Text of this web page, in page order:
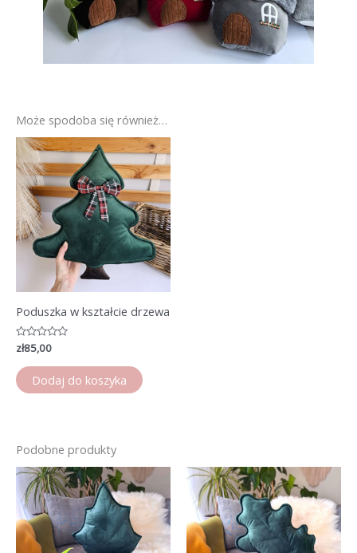
Może spodoba się również…
Poduszka w kształcie drzewa
Oceniono
0
na
5
zł85,00
Dodaj do koszyka
Podobne produkty